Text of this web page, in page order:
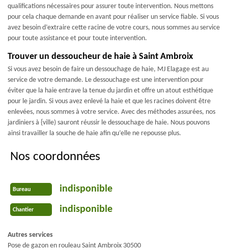
qualifications nécessaires pour assurer toute intervention. Nous mettons
pour cela chaque demande en avant pour réaliser un service fiable. Si vous
avez besoin d’extraire cette racine de votre cours, nous sommes au service
pour toute assistance et pour toute intervention.
Trouver un dessoucheur de haie à Saint Ambroix
Si vous avez besoin de faire un dessouchage de haie, MJ Elagage est au
service de votre demande. Le dessouchage est une intervention pour
éviter que la haie entrave la tenue du jardin et offre un atout esthétique
pour le jardin. Si vous avez enlevé la haie et que les racines doivent être
enlevées, nous sommes à votre service. Avec des méthodes assurées, nos
jardiniers à {ville) sauront réussir le dessouchage de haie. Nous pouvons
ainsi travailler la souche de haie afin qu’elle ne repousse plus.
Nos coordonnées
Bureau indisponible
Chantier indisponible
Autres services
Pose de gazon en rouleau Saint Ambroix 30500